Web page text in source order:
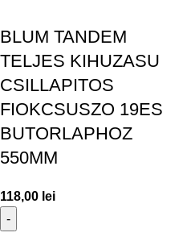
BLUM TANDEM
TELJES KIHUZASU
CSILLAPITOS
FIOKCSUSZO 19ES
BUTORLAPHOZ
550MM
118,00 lei